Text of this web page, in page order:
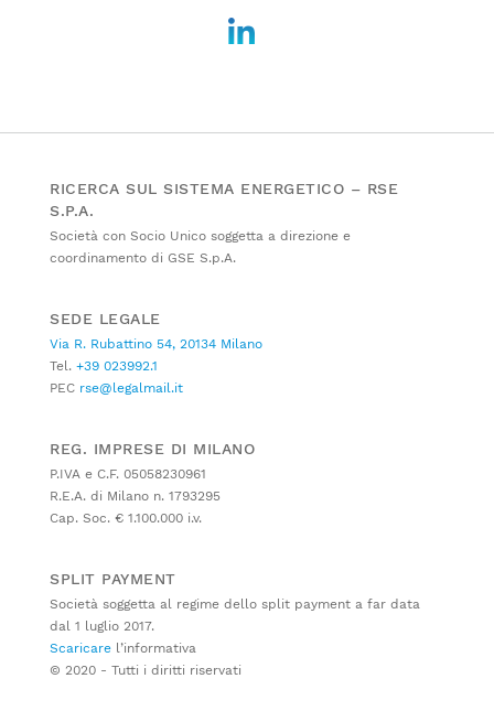
RICERCA SUL SISTEMA ENERGETICO – RSE
S.P.A.
Società con Socio Unico soggetta a direzione e
coordinamento di GSE S.p.A.
SEDE LEGALE
Via R. Rubattino 54, 20134 Milano
Tel. +39 023992.1
PEC rse@legalmail.it
REG. IMPRESE DI MILANO
P.IVA e C.F. 05058230961
R.E.A. di Milano n. 1793295
Cap. Soc. € 1.100.000 i.v.
SPLIT PAYMENT
Società soggetta al regime dello split payment a far data
dal 1 luglio 2017.
Scaricare l’informativa
© 2020 - Tutti i diritti riservati